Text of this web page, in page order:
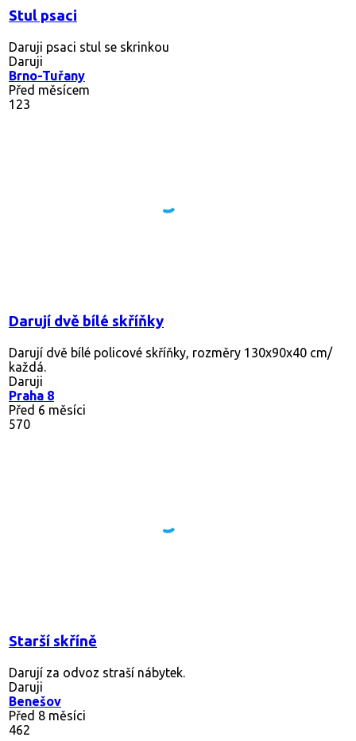
Stul psaci
Daruji psaci stul se skrinkou
Daruji
Brno-Tuřany
Před měsícem
123
Darují dvě bílé skříňky
Darují dvě bílé policové skříňky, rozměry 130x90x40 cm/
každá.
Daruji
Praha 8
Před 6 měsíci
570
Starší skříně
Darují za odvoz straší nábytek.
Daruji
Benešov
Před 8 měsíci
462